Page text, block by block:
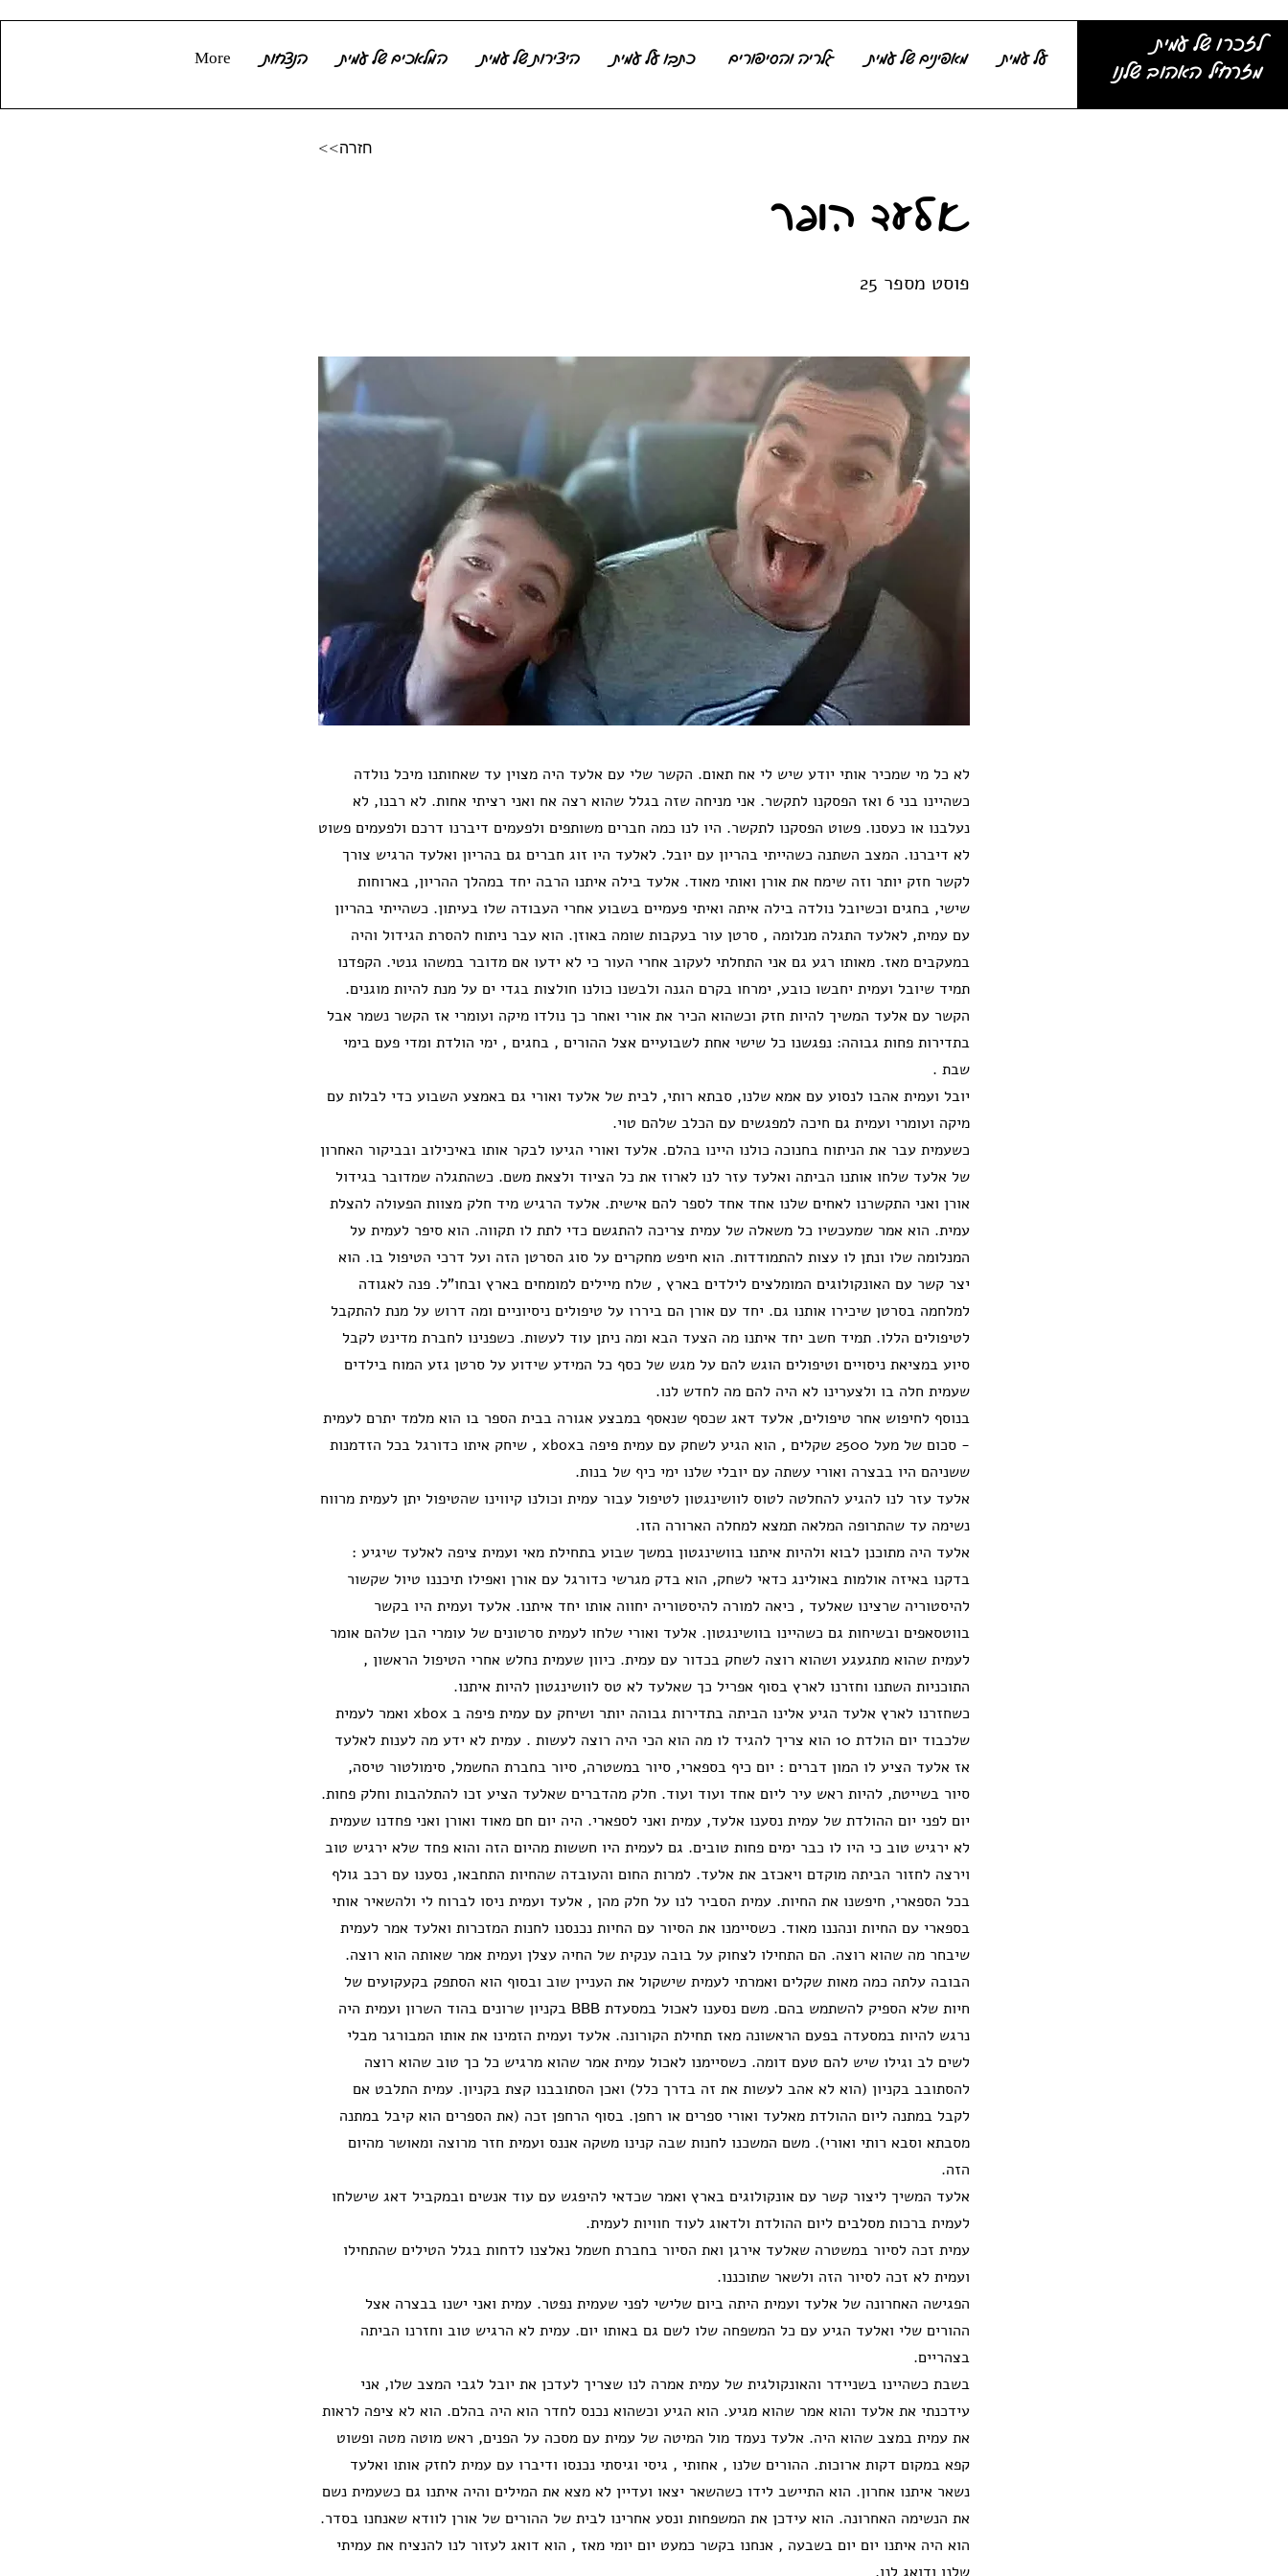
על עמית מאפינים של עמית גלריה והסיפורים כתבו על עמית היצירות של עמית המלאכים של עמית הנצחות More
לזכרו של עמית
מזרחיל האהוב שלנו
<<חזרה
אלעד הופר
פוסט מספר 25
לא כל מי שמכיר אותי יודע שיש לי אח תאום. הקשר שלי עם אלעד היה מצוין עד שאחותנו מיכל נולדה
כשהיינו בני 6 ואז הפסקנו לתקשר. אני מניחה שזה בגלל שהוא רצה אח ואני רציתי אחות. לא רבנו, לא
נעלבנו או כעסנו. פשוט הפסקנו לתקשר. היו לנו כמה חברים משותפים ולפעמים דיברנו דרכם ולפעמים פשוט
לא דיברנו. המצב השתנה כשהייתי בהריון עם יובל. לאלעד היו זוג חברים גם בהריון ואלעד הרגיש צורך
לקשר חזק יותר וזה שימח את אורן ואותי מאוד. אלעד בילה איתנו הרבה יחד במהלך ההריון, בארוחות
שישי, בחגים וכשיובל נולדה בילה איתה ואיתי פעמיים בשבוע אחרי העבודה שלו בעיתון. כשהייתי בהריון
עם עמית, לאלעד התגלה מנלומה , סרטן עור בעקבות שומה באוזן. הוא עבר ניתוח להסרת הגידול והיה
במעקבים מאז. מאותו רגע גם אני התחלתי לעקוב אחרי העור כי לא ידעו אם מדובר במשהו גנטי. הקפדנו
תמיד שיובל ועמית יחבשו כובע, ימרחו בקרם הגנה ולבשנו כולנו חולצות בגדי ים על מנת להיות מוגנים.
הקשר עם אלעד המשיך להיות חזק וכשהוא הכיר את אורי ואחר כך נולדו מיקה ועומרי אז הקשר נשמר אבל
בתדירות פחות גבוהה: נפגשנו כל שישי אחת לשבועיים אצל ההורים , בחגים , ימי הולדת ומדי פעם בימי
שבת .
יובל ועמית אהבו לנסוע עם אמא שלנו, סבתא רותי, לבית של אלעד ואורי גם באמצע השבוע כדי לבלות עם
מיקה ועומרי ועמית גם חיכה למפגשים עם הכלב שלהם טוי.
כשעמית עבר את הניתוח בחנוכה כולנו היינו בהלם. אלעד ואורי הגיעו לבקר אותו באיכילוב ובביקור האחרון
של אלעד שלחו אותנו הביתה ואלעד עזר לנו לארוז את כל הציוד ולצאת משם. כשהתגלה שמדובר בגידול
אורן ואני התקשרנו לאחים שלנו אחד אחד לספר להם אישית. אלעד הרגיש מיד חלק מצוות הפעולה להצלת
עמית. הוא אמר שמעכשיו כל משאלה של עמית צריכה להתגשם כדי לתת לו תקווה. הוא סיפר לעמית על
המנלומה שלו ונתן לו עצות להתמודדות. הוא חיפש מחקרים על סוג הסרטן הזה ועל דרכי הטיפול בו. הוא
יצר קשר עם האונקולוגים המומלצים לילדים בארץ , שלח מיילים למומחים בארץ ובחו"ל. פנה לאגודה
למלחמה בסרטן שיכירו אותנו גם. יחד עם אורן הם ביררו על טיפולים ניסיוניים ומה דרוש על מנת להתקבל
לטיפולים הללו. תמיד חשב יחד איתנו מה הצעד הבא ומה ניתן עוד לעשות. כשפנינו לחברת מדינט לקבל
סיוע במציאת ניסויים וטיפולים הוגש להם על מגש של כסף כל המידע שידוע על סרטן גזע המוח בילדים
שעמית חלה בו ולצערינו לא היה להם מה לחדש לנו.
בנוסף לחיפוש אחר טיפולים, אלעד דאג שכסף שנאסף במבצע אגורה בבית הספר בו הוא מלמד יתרם לעמית
- סכום של מעל 2500 שקלים , הוא הגיע לשחק עם עמית פיפה בxbox , שיחק איתו כדורגל בכל הזדמנות
ששניהם היו בבצרה ואורי עשתה עם יובלי שלנו ימי כיף של בנות.
אלעד עזר לנו להגיע להחלטה לטוס לוושינגטון לטיפול עבור עמית וכולנו קיווינו שהטיפול יתן לעמית מרווח
נשימה עד שהתרופה המלאה תמצא למחלה הארורה הזו.
אלעד היה מתוכנן לבוא ולהיות איתנו בוושינגטון במשך שבוע בתחילת מאי ועמית ציפה לאלעד שיגיע :
בדקנו באיזה אולמות באולינג כדאי לשחק, הוא בדק מגרשי כדורגל עם אורן ואפילו תיכננו טיול שקשור
להיסטוריה שרצינו שאלעד , כיאה למורה להיסטוריה יחווה אותו יחד איתנו. אלעד ועמית היו בקשר
בווטסאפים ובשיחות גם כשהיינו בוושינגטון. אלעד ואורי שלחו לעמית סרטונים של עומרי הבן שלהם אומר
לעמית שהוא מתגעגע ושהוא רוצה לשחק בכדור עם עמית. כיוון שעמית נחלש אחרי הטיפול הראשון ,
התוכניות השתנו וחזרנו לארץ בסוף אפריל כך שאלעד לא טס לוושינגטון להיות איתנו.
כשחזרנו לארץ אלעד הגיע אלינו הביתה בתדירות גבוהה יותר ושיחק עם עמית פיפה ב xbox ואמר לעמית
שלכבוד יום הולדת 10 הוא צריך להגיד לו מה הוא הכי היה רוצה לעשות . עמית לא ידע מה לענות לאלעד
אז אלעד הציע לו המון דברים : יום כיף בספארי, סיור במשטרה, סיור בחברת החשמל, סימולטור טיסה,
סיור בשייטת, להיות ראש עיר ליום אחד ועוד ועוד. חלק מהדברים שאלעד הציע זכו להתלהבות וחלק פחות.
יום לפני יום ההולדת של עמית נסענו אלעד, עמית ואני לספארי. היה יום חם מאוד ואורן ואני פחדנו שעמית
לא ירגיש טוב כי היו לו כבר ימים פחות טובים. גם לעמית היו חששות מהיום הזה והוא פחד שלא ירגיש טוב
וירצה לחזור הביתה מוקדם ויאכזב את אלעד. למרות החום והעובדה שהחיות התחבאו, נסענו עם רכב גולף
בכל הספארי, חיפשנו את החיות. עמית הסביר לנו על חלק מהן , אלעד ועמית ניסו לברוח לי ולהשאיר אותי
בספארי עם החיות ונהננו מאוד. כשסיימנו את הסיור עם החיות נכנסנו לחנות המזכרות ואלעד אמר לעמית
שיבחר מה שהוא רוצה. הם התחילו לצחוק על בובה ענקית של החיה עצלן ועמית אמר שאותה הוא רוצה.
הבובה עלתה כמה מאות שקלים ואמרתי לעמית שישקול את העניין שוב ובסוף הוא הסתפק בקעקועים של
חיות שלא הספיק להשתמש בהם. משם נסענו לאכול במסעדת BBB בקניון שרונים בהוד השרון ועמית היה
נרגש להיות במסעדה בפעם הראשונה מאז תחילת הקורונה. אלעד ועמית הזמינו את אותו המבורגר מבלי
לשים לב וגילו שיש להם טעם דומה. כשסיימנו לאכול עמית אמר שהוא מרגיש כל כך טוב שהוא רוצה
להסתובב בקניון (הוא לא אהב לעשות את זה בדרך כלל) ואכן הסתובבנו קצת בקניון. עמית התלבט אם
לקבל במתנה ליום ההולדת מאלעד ואורי ספרים או רחפן. בסוף הרחפן זכה (את הספרים הוא קיבל במתנה
מסבתא וסבא רותי ואורי). משם המשכנו לחנות שבה קנינו משקה אננס ועמית חזר מרוצה ומאושר מהיום
הזה.
אלעד המשיך ליצור קשר עם אונקולוגים בארץ ואמר שכדאי להיפגש עם עוד אנשים ובמקביל דאג שישלחו
לעמית ברכות מסלבים ליום ההולדת ולדאוג לעוד חוויות לעמית.
עמית זכה לסיור במשטרה שאלעד אירגן ואת הסיור בחברת חשמל נאלצנו לדחות בגלל הטילים שהתחילו
ועמית לא זכה לסיור הזה ולשאר שתוכננו.
הפגישה האחרונה של אלעד ועמית היתה ביום שלישי לפני שעמית נפטר. עמית ואני ישנו בבצרה אצל
ההורים שלי ואלעד הגיע עם כל המשפחה שלו לשם גם באותו יום. עמית לא הרגיש טוב וחזרנו הביתה
בצהריים.
בשבת כשהיינו בשניידר והאונקולגית של עמית אמרה לנו שצריך לעדכן את יובל לגבי המצב שלו, אני
עידכנתי את אלעד והוא אמר שהוא מגיע. הוא הגיע וכשהוא נכנס לחדר הוא היה בהלם. הוא לא ציפה לראות
את עמית במצב שהוא היה. אלעד נעמד מול המיטה של עמית עם מסכה על הפנים, ראש מוטה מטה ופשוט
קפא במקום דקות ארוכות. ההורים שלנו , אחותי , גיסי וגיסתי נכנסו ודיברו עם עמית לחזק אותו ואלעד
נשאר איתנו אחרון. הוא התיישב לידו כשהשאר יצאו ועדיין לא מצא את המילים והיה איתנו גם כשעמית נשם
את הנשימה האחרונה. הוא עידכן את המשפחות ונסע אחרינו לבית של ההורים של אורן לוודא שאנחנו בסדר.
הוא היה איתנו יום יום בשבעה , אנחנו בקשר כמעט יום יומי מאז , הוא דואג לעזור לנו להנציח את עמיתי